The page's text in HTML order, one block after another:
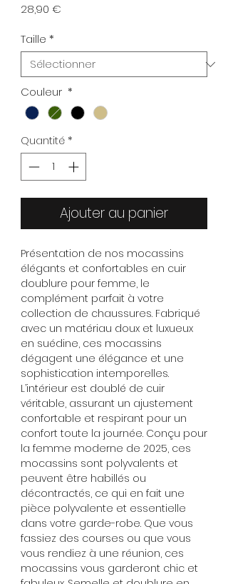
28,90 €
Taille *
Couleur *
Quantité*
Ajouter au panier
Présentation de nos mocassins
élégants et confortables en cuir
doublure pour femme, le
complément parfait à votre
collection de chaussures. Fabriqué
avec un matériau doux et luxueux
en suédine, ces mocassins
dégagent une élégance et une
sophistication intemporelles.
L’intérieur est doublé de cuir
véritable, assurant un ajustement
confortable et respirant pour un
confort toute la journée. Conçu pour
la femme moderne de 2025, ces
mocassins sont polyvalents et
peuvent être habillés ou
décontractés, ce qui en fait une
pièce polyvalente et essentielle
dans votre garde-robe. Que vous
fassiez des courses ou que vous
vous rendiez à une réunion, ces
mocassins vous garderont chic et